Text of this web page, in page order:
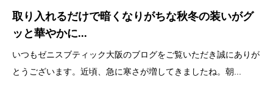
取り入れるだけで暗くなりがちな秋冬の装いがグ
ッと華やかに...
いつもゼニスブティック大阪のブログをご覧いただき誠にありが
とうございます。近頃、急に寒さが増してきましたね。朝...